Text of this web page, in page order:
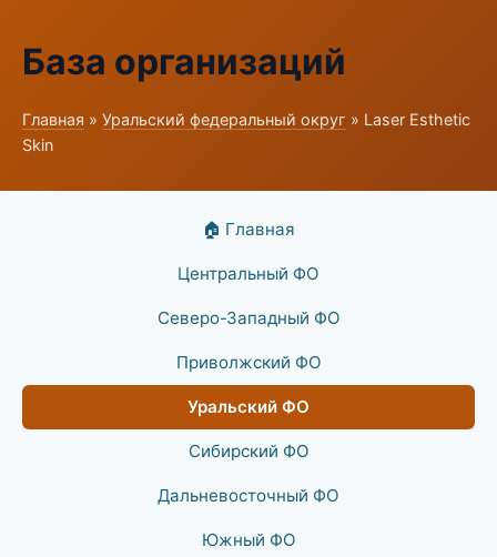
База организаций
Главная » Уральский федеральный округ » Laser Esthetic
Skin
🏠 Главная
Центральный ФО
Северо-Западный ФО
Приволжский ФО
Уральский ФО
Сибирский ФО
Дальневосточный ФО
Южный ФО